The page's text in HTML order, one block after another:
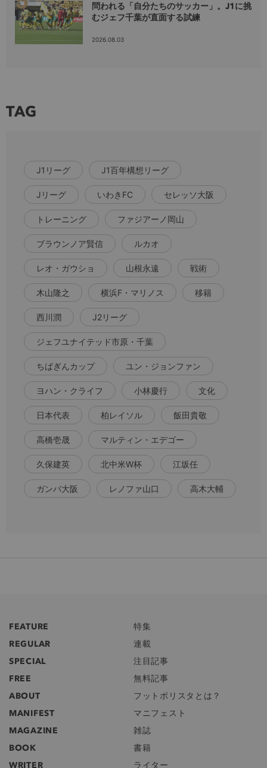
問われる「自分たちのサッカー」。J1に挑
むジェフ千葉が直面する試練
2026.08.03
TAG
J1リーグ J1百年構想リーグ
Jリーグ いわきFC セレッソ大阪
トレーニング ファジアーノ岡山
ブラウンノア賢信 ルカオ
レオ・ガウショ 山根永遠 戦術
木山隆之 横浜F・マリノス 移籍
西川潤 J2リーグ
ジェフユナイテッド市原・千葉
ちばぎんカップ ユン・ジョンファン
ヨハン・クライフ 小林慶行 文化
日本代表 柏レイソル 飯田貴敬
高橋壱晟 マルティン・エデゴー
久保建英 北中米W杯 江坂任
ガンバ大阪 レノファ山口 高木大輔
FEATURE
特集
REGULAR
連載
SPECIAL
注目記事
FREE
無料記事
ABOUT
フットボリスタとは？
MANIFEST
マニフェスト
MAGAZINE
雑誌
BOOK
書籍
WRITER
ライター